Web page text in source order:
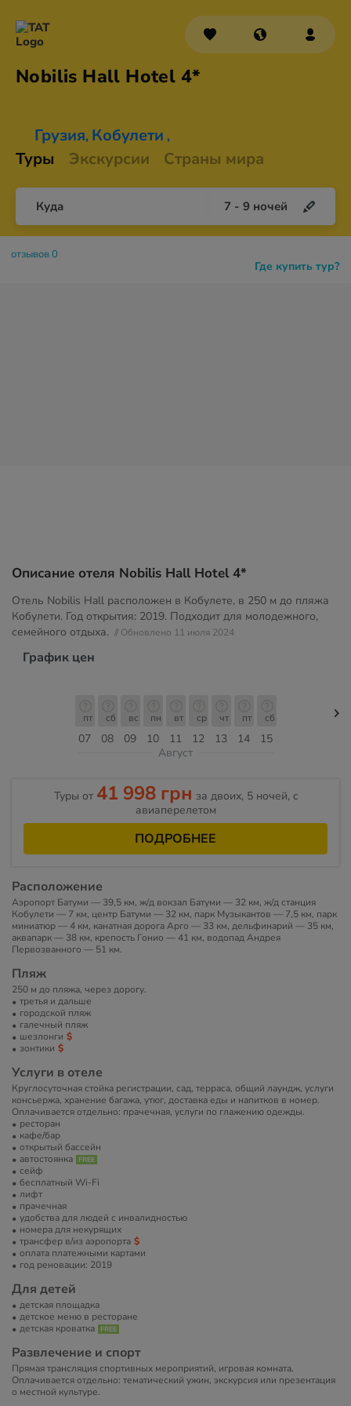
Nobilis Hall Hotel 4*
Грузия, Кобулети ,
Туры Экскурсии Страны мира
Куда 7 - 9 ночей
Где купить тур?
отзывов 0
Описание отеля Nobilis Hall Hotel 4*
Отель Nobilis Hall расположен в Кобулете, в 250 м до пляжа
Кобулети. Год открытия: 2019. Подходит для молодежного,
семейного отдыха. // Обновлено 11 июля 2024
График цен
07
пт
08
сб
09
вс
10
пн
11
вт
12
ср
13
чт
14
пт
15
сб
Август
Туры от 41 998 грн за двоих, 5 ночей, c
авиаперелетом
ПОДРОБНЕЕ
Расположение
Аэропорт Батуми — 39,5 км, ж/д вокзал Батуми — 32 км, ж/д станция
Кобулети — 7 км, центр Батуми — 32 км, парк Музыкантов — 7,5 км, парк
миниатюр — 4 км, канатная дорога Арго — 33 км, дельфинарий — 35 км,
аквапарк — 38 км, крепость Гонио — 41 км, водопад Андрея
Первозванного — 51 км.
Пляж
250 м до пляжа, через дорогу.
третья и дальше
городской пляж
галечный пляж
шезлонги
зонтики
Услуги в отеле
Круглосуточная стойка регистрации, сад, терраса, общий лаундж, услуги
консьержа, хранение багажа, утюг, доставка еды и напитков в номер.
Оплачивается отдельно: прачечная, услуги по глажению одежды.
ресторан
кафе/бар
открытый бассейн
автостоянка
сейф
бесплатный Wi-Fi
лифт
прачечная
удобства для людей с инвалидностью
номера для некурящих
трансфер в/из аэропорта
оплата платежными картами
год реновации: 2019
Для детей
детская площадка
детское меню в ресторане
детская кроватка
Развлечение и спорт
Прямая трансляция спортивных мероприятий, игровая комната.
Оплачивается отдельно: тематический ужин, экскурсия или презентация
о местной культуре.